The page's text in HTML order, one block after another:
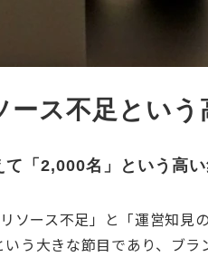
ース不足とい
「2,000名」という高
ース不足」と「運営知見
う大きな節目であり、ブ